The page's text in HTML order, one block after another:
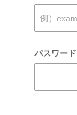
パスワード